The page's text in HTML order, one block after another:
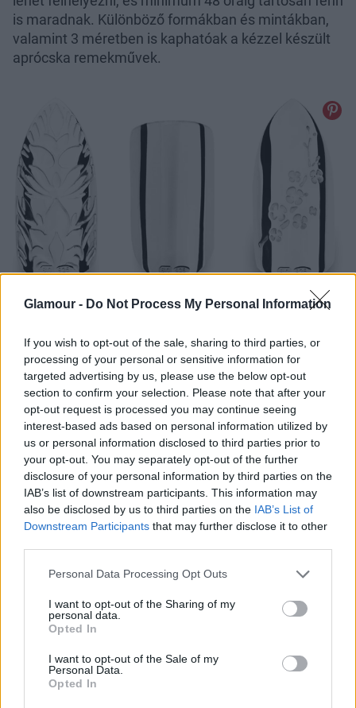
Glamour - Do Not Process My Personal Information
If you wish to opt-out of the sale, sharing to third parties, or
processing of your personal or sensitive information for
targeted advertising by us, please use the below opt-out
section to confirm your selection. Please note that after your
opt-out request is processed you may continue seeing
interest-based ads based on personal information utilized by
us or personal information disclosed to third parties prior to
your opt-out. You may separately opt-out of the further
disclosure of your personal information by third parties on the
IAB’s list of downstream participants. This information may
also be disclosed by us to third parties on the IAB’s List of
Downstream Participants that may further disclose it to other
Please note that this website/app uses one or more Google
not limited to your visit or usage behaviour. You may click to
grant or deny consent to Google and its third-party tags to
use your data for below specified purposes in below Google
consent section.
Personal Data Processing Opt Outs
I want to opt-out of the Sharing of my
personal data.
Opted In
I want to opt-out of the Sale of my
Personal Data.
Opted In
is maradnak. Különböző formákban és mintákban,
valamint 3 méretben is kaphatóak a kézzel készült
aprócska remekművek.
bohem art
A magyar termék egyedi dizánját a BOHEM Art
művészei készítették, a garantált luxusminőséget
pedig egyedi fémjel garantálja.